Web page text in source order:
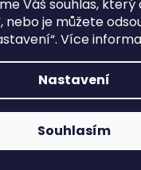
Váš souhlas,
nebo je můžete
“. Více
Nastavení
Souhlasím